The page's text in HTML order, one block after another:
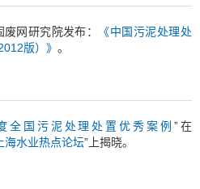
网研究院发布：
《中国污泥处理处
版）》 。
全国污泥处理处置优秀案例 ”在
海水业热点论坛”上揭晓。